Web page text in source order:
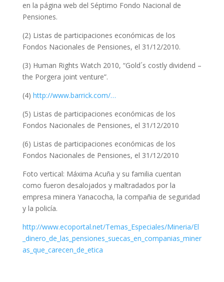
en la página web del Séptimo Fondo Nacional de
Pensiones.
(2) Listas de participaciones económicas de los
Fondos Nacionales de Pensiones, el 31/12/2010.
(3) Human Rights Watch 2010, “Gold´s costly dividend –
the Porgera joint venture”.
(4) http://www.barrick.com/…
(5) Listas de participaciones económicas de los
Fondos Nacionales de Pensiones, el 31/12/2010
(6) Listas de participaciones económicas de los
Fondos Nacionales de Pensiones, el 31/12/2010
Foto vertical: Máxima Acuña y su familia cuentan
como fueron desalojados y maltradados por la
empresa minera Yanacocha, la compañia de seguridad
y la policía.
http://www.ecoportal.net/Temas_Especiales/Mineria/El
_dinero_de_las_pensiones_suecas_en_companias_miner
as_que_carecen_de_etica